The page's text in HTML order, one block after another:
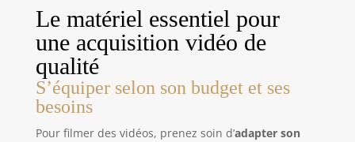
Le matériel essentiel pour
une acquisition vidéo de
qualité
S’équiper selon son budget et ses
besoins
Pour filmer des vidéos, prenez soin d’adapter son